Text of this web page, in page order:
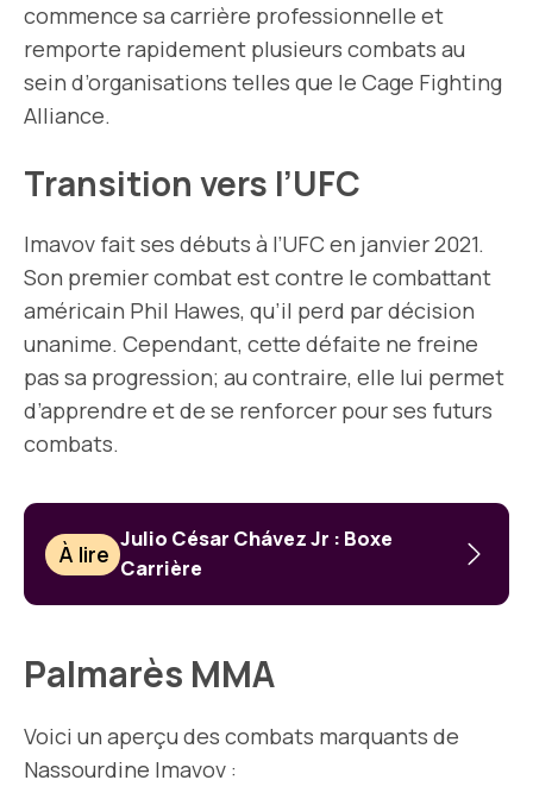
commence sa carrière professionnelle et
remporte rapidement plusieurs combats au
sein d’organisations telles que le Cage Fighting
Alliance.
Transition vers l’UFC
Imavov fait ses débuts à l’UFC en janvier 2021.
Son premier combat est contre le combattant
américain Phil Hawes, qu’il perd par décision
unanime. Cependant, cette défaite ne freine
pas sa progression; au contraire, elle lui permet
d’apprendre et de se renforcer pour ses futurs
combats.
À lire
Julio César Chávez Jr : Boxe
Carrière
Palmarès MMA
Voici un aperçu des combats marquants de
Nassourdine Imavov :